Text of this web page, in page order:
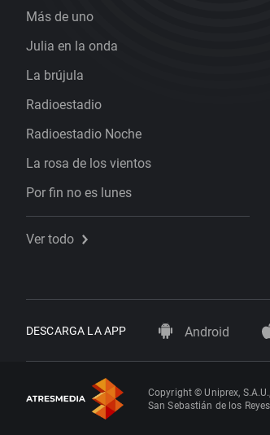
Más de uno
Julia en la onda
La brújula
Radioestadio
Radioestadio Noche
La rosa de los vientos
Por fin no es lunes
Ver todo
DESCARGA LA APP Android
Copyright © Uniprex,
San Sebastián de los